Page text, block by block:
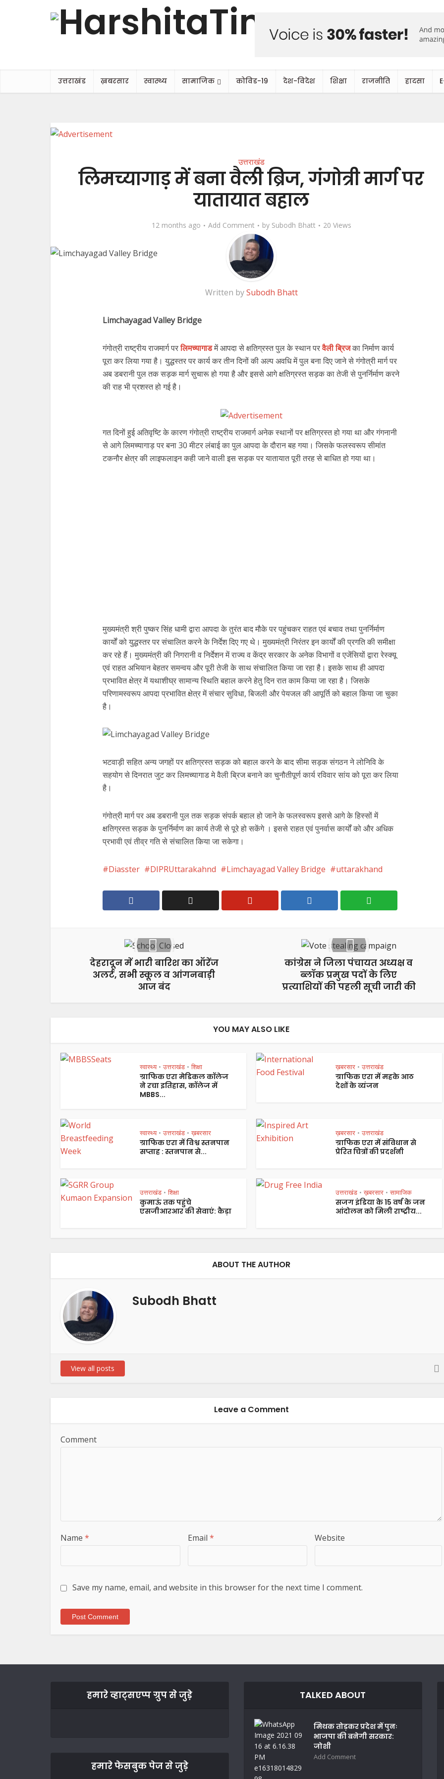
उत्तराखंड ख़बरसार स्वास्थ्य सामाजिक कोविड-19 देश-विदेश शिक्षा राजनीति हादसा
उत्तराखंड
लिमच्यागाड़ में बना वैली ब्रिज, गंगोत्री मार्ग पर
यातायात बहाल
12 months ago Add Comment by Subodh Bhatt 20 Views
Written bySubodh Bhatt
Limchayagad Valley Bridge
गंगोत्री राष्ट्रीय राजमार्ग परलिमच्यागाडमें आपदा से क्षतिग्रस्त पुल के स्थान परवैली ब्रिजका निर्माण कार्य
पूरा कर लिया गया है। युद्धस्तर पर कार्य कर तीन दिनों की अल्प अवधि में पुल बना दिए जाने से गंगोत्री मार्ग पर
अब डबरानी पुल तक सड़क मार्ग सुचारू हो गया है और इससे आगे क्षतिग्रस्त सड़क का तेजी से पुनर्निर्माण करने
की राह भी प्रशस्त हो गई है।
गत दिनों हुई अतिवृष्टि के कारण गंगोत्री राष्ट्रीय राजमार्ग अनेक स्थानों पर क्षतिग्रस्त हो गया था और गंगनानी
से आगे लिमच्यागाड़ पर बना 30 मीटर लंबाई का पुल आपदा के दौरान बह गया। जिसके फलस्वरूप सीमांत
टकनौर क्षेत्र की लाइफलाइन कही जाने वाली इस सड़क पर यातायात पूरी तरह से बाधित हो गया था।
मुख्यमंत्री श्री पुष्कर सिंह धामी द्वारा आपदा के तुरंत बाद मौके पर पहुंचकर राहत एवं बचाव तथा पुनर्निर्माण
कार्यों को युद्धस्तर पर संचालित करने के निर्देश दिए गए थे। मुख्यमंत्री निरंतर इन कार्यों की प्रगति की समीक्षा
कर रहे हैं। मुख्यमंत्री की निगरानी व निर्देशन में राज्य व केंद्र सरकार के अनेक विभागों व एजेंसियों द्वारा रेस्क्यू
एवं राहत अभियान बेहतर समन्वय और पूरी तेजी के साथ संचालित किया जा रहा है। इसके साथ ही आपदा
प्रभावित क्षेत्र में यथाशीघ्र सामान्य स्थिति बहाल करने हेतु दिन रात काम किया जा रहा है। जिसके
परिणामस्वरूप आपदा प्रभावित क्षेत्र में संचार सुविधा, बिजली और पेयजल की आपूर्ति को बहाल किया जा चुका
है।
भटवाड़ी सहित अन्य जगहों पर क्षतिग्रस्त सड़क को बहाल करने के बाद सीमा सड़क संगठन ने लोनिवि के
सहयोग से दिनरात जुट कर लिमच्यागाड मे वैली ब्रिज बनाने का चुनौतीपूर्ण कार्य रविवार सांय को पूरा कर लिया
है।
गंगोत्री मार्ग पर अब डबरानी पुल तक सड़क संपर्क बहाल हो जाने के फलस्वरूप इससे आगे के हिस्सों में
क्षतिग्रस्त सड़क के पुनर्निर्माण का कार्य तेजी से पूरे हो सकेंगे । इससे राहत एवं पुनर्वास कार्यों को और अधिक
प्रभावी एवं तीव्र गति से संचालित किया जा सकेगा।
Diasster DIPRUttarakahnd Limchayagad Valley Bridge uttarakhand
देहरादून में भारी बारिश का ऑरेंज
अलर्ट, सभी स्कूल व आंगनबाड़ी
आज बंद
कांग्रेस ने जिला पंचायत अध्यक्ष व
ब्लॉक प्रमुख पदों के लिए
प्रत्याशियों की पहली सूची जारी की
YOU MAY ALSO LIKE
स्वास्थ्य • उत्तराखंड • शिक्षा
ग्राफिक एरा मेडिकल कॉलेज
ने रचा इतिहास, कॉलेज में
MBBS...
ख़बरसार • उत्तराखंड
ग्राफिक एरा में महके आठ
देशों के व्यंजन
स्वास्थ्य • उत्तराखंड • ख़बरसार
ग्राफिक एरा में विश्व स्तनपान
सप्ताह : स्तनपान से...
ख़बरसार • उत्तराखंड
ग्राफिक एरा में संविधान से
प्रेरित चित्रों की प्रदर्शनी
उत्तराखंड • शिक्षा
कुमाऊं तक पहुंचे
एसजीआरआर की सेवाएं: कैड़ा
उत्तराखंड • ख़बरसार • सामाजिक
सजग इंडिया के 15 वर्ष के जन
आंदोलन को मिली राष्ट्रीय...
ABOUT THE AUTHOR
Subodh Bhatt
View all posts
Leave a Comment
Comment
Name * Email * Website
Save my name, email, and website in this browser for the next time I comment.
हमारे व्हाट्सएप्प ग्रुप से जुड़े
हमारे फेसबुक पेज से जुड़े
TALKED ABOUT
मिथक तोड़कर प्रदेश में पुनः
भाजपा की बनेगी सरकार:
जोशी
Add Comment